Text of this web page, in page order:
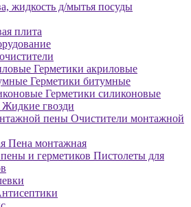
жидкость д/мытья посуды
плита
Герметики акриловые
Герметики битумные
Герметики силиконовые
Жидкие гвозди
Очистители монтажной
Пена монтажная
Пистолеты для